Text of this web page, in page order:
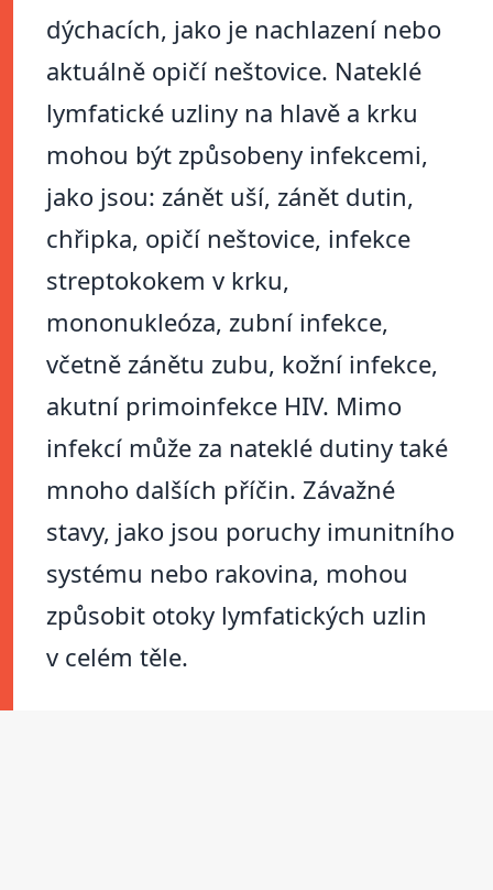
dýchacích, jako je nachlazení nebo
aktuálně opičí neštovice. Nateklé
lymfatické uzliny na hlavě a krku
mohou být způsobeny infekcemi,
jako jsou: zánět uší, zánět dutin,
chřipka, opičí neštovice, infekce
streptokokem v krku,
mononukleóza, zubní infekce,
včetně zánětu zubu, kožní infekce,
akutní primoinfekce HIV. Mimo
infekcí může za nateklé dutiny také
mnoho dalších příčin. Závažné
stavy, jako jsou poruchy imunitního
systému nebo rakovina, mohou
způsobit otoky lymfatických uzlin
v celém těle.